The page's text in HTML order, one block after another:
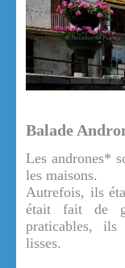
Balade
Les andrones*
les maisons.
Autrefois, ils
était fait de
praticables,
lisses.